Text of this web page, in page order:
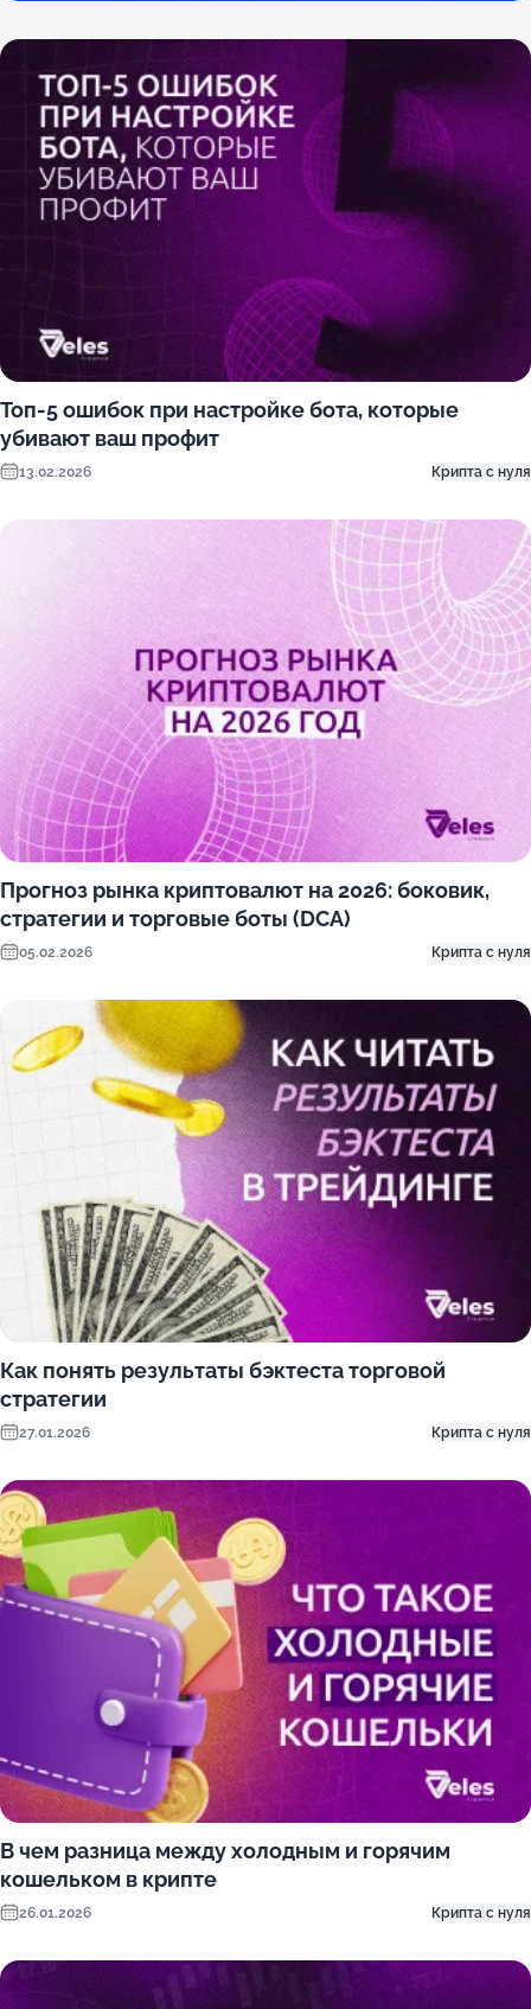
Топ-5 ошибок при настройке бота, которые
убивают ваш профит
13.02.2026 Крипта с нуля
Прогноз рынка криптовалют на 2026: боковик,
стратегии и торговые боты (DCA)
05.02.2026 Крипта с нуля
Как понять результаты бэктеста торговой
стратегии
27.01.2026 Крипта с нуля
В чем разница между холодным и горячим
кошельком в крипте
26.01.2026 Крипта с нуля